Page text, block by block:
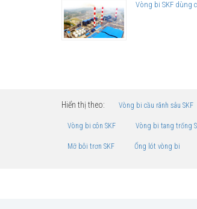
Vòng bi SKF dùng
Hiển thị theo: Vòng bi cầu rãnh sâu SKF
Vòng bi côn SKF Vòng bi tang trống
Mỡ bôi trơn SKF Ống lót vòng bi